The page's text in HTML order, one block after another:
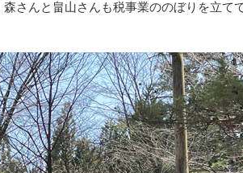
さんと畠山さんも税事業ののぼりを立て